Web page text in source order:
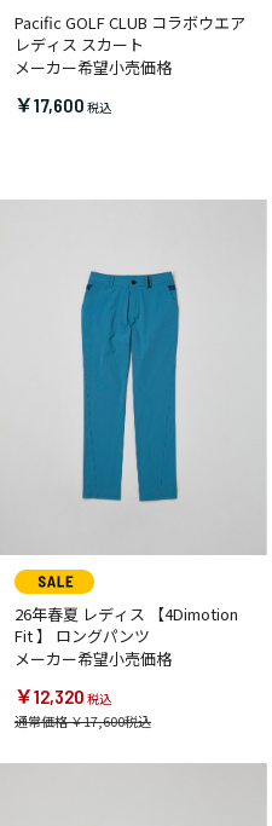
Pacific GOLF CLUB コラボウエア
レディス スカート
メーカー希望小売価格
￥17,600
26年春夏 レディス 【4Dimotion
Fit 】 ロングパンツ
メーカー希望小売価格
￥12,320
通常価格 ￥17,600